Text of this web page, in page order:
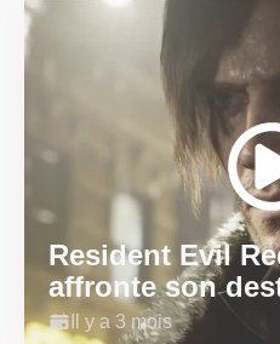
Resident Evil
affronte son
Il y a 3 mois